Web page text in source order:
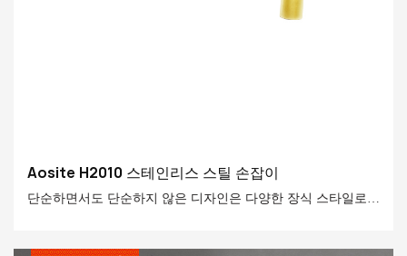
Aosite H2010 스테인리스 스틸 손잡이
단순하면서도 단순하지 않은 디자인은 다양한 장식 스타일로
가벼운 고급 질감을 추가 할 수 있습니다. 양질의 삶을 추구하